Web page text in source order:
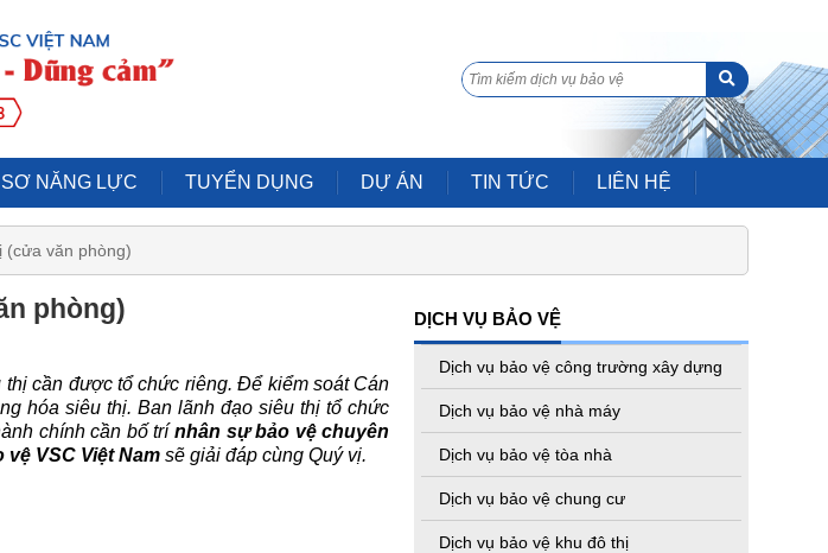
SƠ NĂNG LỰC TUYỂN DỤNG DỰ ÁN TIN TỨC LIÊN HỆ
(cửa văn phòng)
phòng)
cần được tổ chức riêng. Để kiểm soát Cán
hóa siêu thị. Ban lãnh đạo siêu thị tổ chức
chính cần bố trínhân sự bảo vệ chuyên
vệ VSC Việt Nam sẽ giải đáp cùng Quý vị.
DỊCH VỤ BẢO VỆ
Dịch vụ bảo vệ công trường xây dựng
Dịch vụ bảo vệ nhà máy
Dịch vụ bảo vệ tòa nhà
Dịch vụ bảo vệ chung cư
Dịch vụ bảo vệ khu đô thị